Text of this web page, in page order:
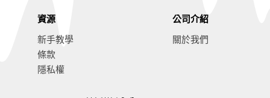
資源
新手教學
條款
隱私權
公司介紹
關於我們